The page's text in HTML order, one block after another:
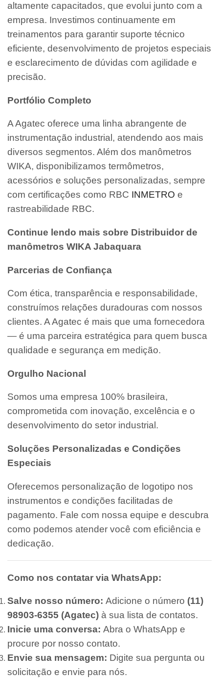
altamente capacitados, que evolui junto com a
empresa. Investimos continuamente em
treinamentos para garantir suporte técnico
eficiente, desenvolvimento de projetos especiais
e esclarecimento de dúvidas com agilidade e
precisão.
Portfólio Completo
A Agatec oferece uma linha abrangente de
instrumentação industrial, atendendo aos mais
diversos segmentos. Além dos manômetros
WIKA, disponibilizamos termômetros,
acessórios e soluções personalizadas, sempre
com certificações como RBC INMETRO e
rastreabilidade RBC.
Continue lendo mais sobre Distribuidor de
manômetros WIKA Jabaquara
Parcerias de Confiança
Com ética, transparência e responsabilidade,
construímos relações duradouras com nossos
clientes. A Agatec é mais que uma fornecedora
— é uma parceira estratégica para quem busca
qualidade e segurança em medição.
Orgulho Nacional
Somos uma empresa 100% brasileira,
comprometida com inovação, excelência e o
desenvolvimento do setor industrial.
Soluções Personalizadas e Condições
Especiais
Oferecemos personalização de logotipo nos
instrumentos e condições facilitadas de
pagamento. Fale com nossa equipe e descubra
como podemos atender você com eficiência e
dedicação.
Como nos contatar via WhatsApp:
Salve nosso número: Adicione o número (11)
98903-6355 (Agatec) à sua lista de contatos.
Inicie uma conversa: Abra o WhatsApp e
procure por nosso contato.
Envie sua mensagem: Digite sua pergunta ou
solicitação e envie para nós.